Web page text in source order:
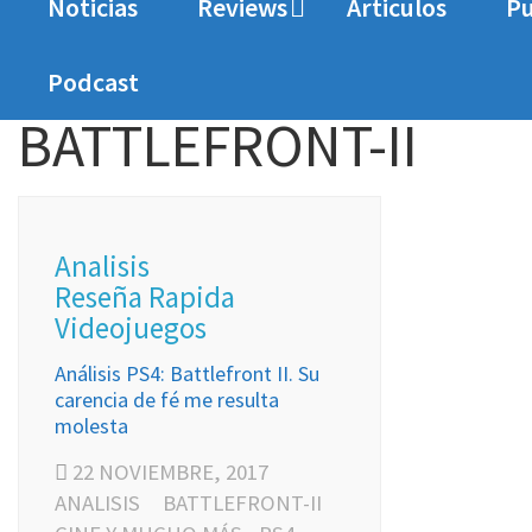
Noticias Reviews Articulos
Podcast
BATTLEFRONT-II
Analisis
Reseña Rapida
Videojuegos
Análisis PS4: Battlefront II. Su
carencia de fé me resulta
molesta
22 NOVIEMBRE, 2017
ANALISIS
BATTLEFRONT-II